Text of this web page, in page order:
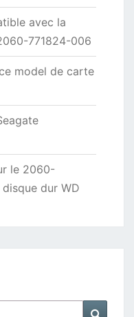
avec la
771824-006
model de carte
le 2060-
dur WD